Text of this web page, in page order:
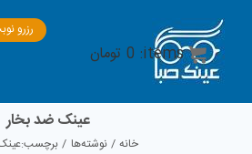
content
رزرو
عینک ضد بخار
خانه نوشته‌ها برچسب:
items:
0 تومان